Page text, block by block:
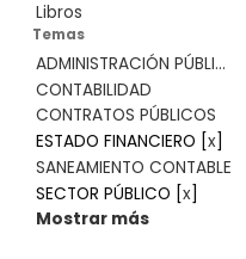
Libros
Temas
ADMINISTRACIÓN PÚBLI...
CONTABILIDAD
CONTRATOS PÚBLICOS
ESTADO FINANCIERO [x]
SANEAMIENTO CONTABLE
SECTOR PÚBLICO [x]
Mostrar más